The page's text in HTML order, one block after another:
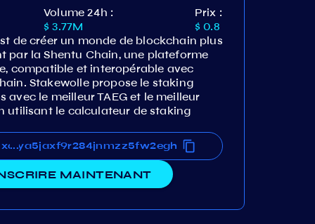
Volume 24h :
$ 3.77M
Prix :
$ 0.8
de créer un monde de blockchain plus
par la Shentu Chain, une plateforme
compatible et interopérable avec
Stakewolle propose le staking
avec le meilleur TAEG et le meilleur
utilisant le calculateur de staking
...
MAINTENANT